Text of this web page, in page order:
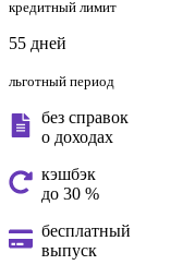
кредитный лимит
55 дней
льготный период
без справок
о доходах
кэшбэк
до 30 %
бесплатный
выпуск